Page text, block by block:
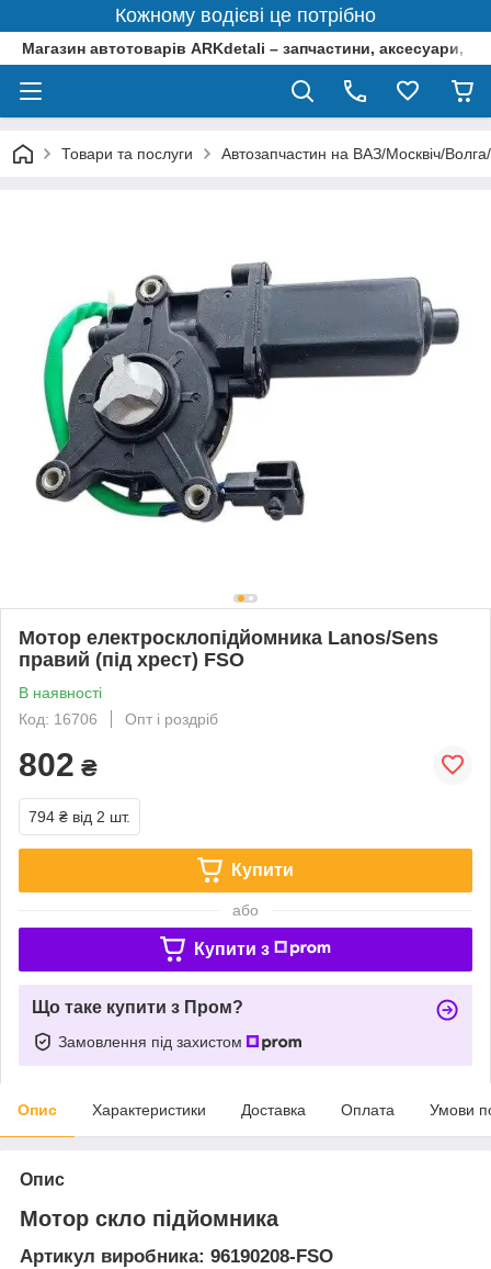
Кожному водієві це потрібно
Магазин автотоварів ARKdetali – запчастини, аксесуари,
Товари та послуги Автозапчастин на ВАЗ/Москвіч/
Мотор електросклопідйомника Lanos/Sens
правий (під хрест) FSO
В наявності
Код: 16706
Опт і роздріб
802 ₴
794 ₴ від 2 шт.
Купити
або
Купити з
Що таке купити з Пром?
Замовлення під захистом
Опис Характеристики Доставка Оплата Умови
Опис
Мотор скло підйомника
Артикул виробника: 96190208-FSO